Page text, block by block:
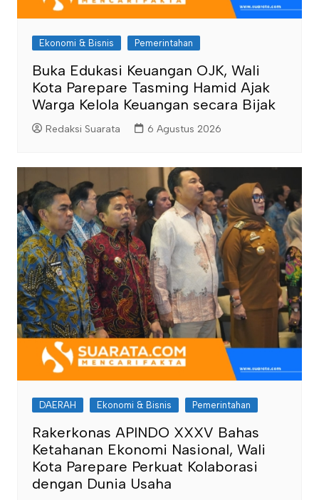
Ekonomi & Bisnis Pemerintahan
Buka Edukasi Keuangan OJK, Wali
Kota Parepare Tasming Hamid Ajak
Warga Kelola Keuangan secara Bijak
Redaksi Suarata 6 Agustus 2026
DAERAH Ekonomi & Bisnis Pemerintahan
Rakerkonas APINDO XXXV Bahas
Ketahanan Ekonomi Nasional, Wali
Kota Parepare Perkuat Kolaborasi
dengan Dunia Usaha